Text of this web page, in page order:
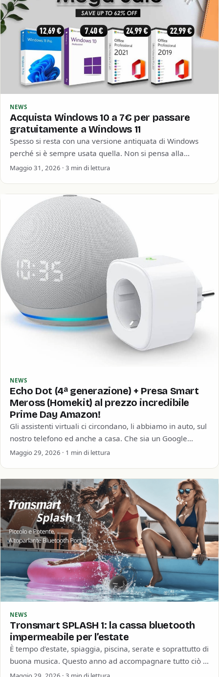
NEWS
Acquista Windows 10 a 7€ per passare
gratuitamente a Windows 11
Spesso si resta con una versione antiquata di Windows
perché si è sempre usata quella. Non si pensa alla
sicurezza informatica o…
Maggio 31, 2026 · 3 min di lettura
NEWS
Echo Dot (4ª generazione) + Presa Smart
Meross (Homekit) al prezzo incredibile
Prime Day Amazon!
Gli assistenti virtuali ci circondano, li abbiamo in auto, sul
nostro telefono ed anche a casa. Che sia un Google
Home, un…
Maggio 29, 2026 · 1 min di lettura
NEWS
Tronsmart SPLASH 1: la cassa bluetooth
impermeabile per l’estate
È tempo d’estate, spiaggia, piscina, serate e soprattutto di
buona musica. Questo anno ad accompagnare tutto ciò ci
pensa Tronsmart con la…